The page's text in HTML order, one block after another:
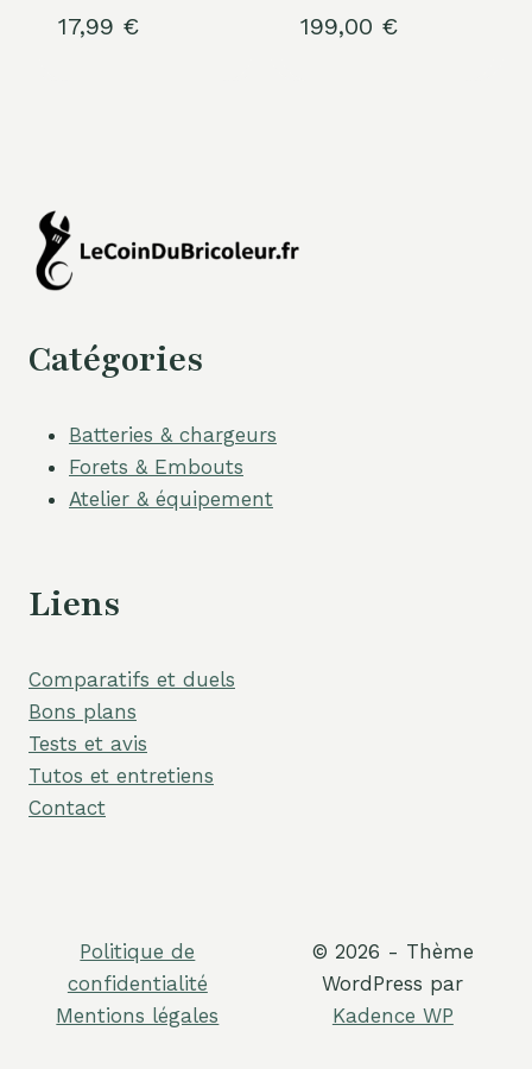
17,99 € 199,00 €
Catégories
Batteries & chargeurs
Forets & Embouts
Atelier & équipement
Liens
Comparatifs et duels
Bons plans
Tests et avis
Tutos et entretiens
Contact
Politique de
confidentialité
Mentions légales
© 2026 - Thème
WordPress par
Kadence WP